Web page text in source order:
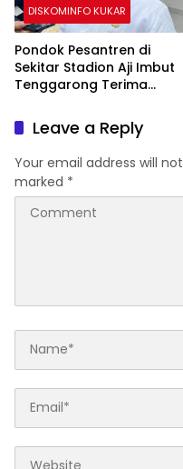
DISKOMINFO KUKAR
Pondok Pesantren di
Sekitar Stadion Aji Imbut
Tenggarong Terima
Leave a Reply
Your email address will
marked *